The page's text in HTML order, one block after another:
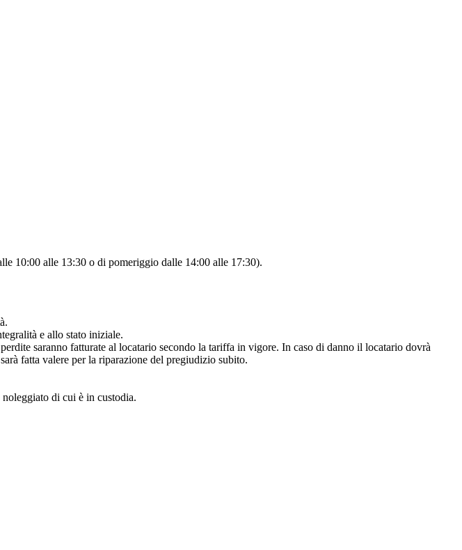
10:00 alle 13:30 o di pomeriggio dalle 14:00 alle 17:30).
e allo stato iniziale.
saranno fatturate al locatario secondo la tariffa in vigore. In caso di danno il locatario dovrà
fatta valere per la riparazione del pregiudizio subito.
di cui è in custodia.